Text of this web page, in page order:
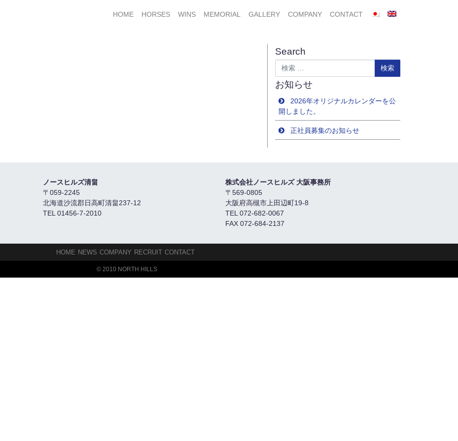
HOME
HORSES WINS MEMORIAL GALLERY COMPANY CONTACT
Search
検索
お知らせ
2026年オリジナルカレンダーを公
開しました。
正社員募集のお知らせ
ノースヒルズ清畠
〒059-2245
北海道沙流郡日高町清畠237-12
TEL 01456-7-2010
株式会社ノースヒルズ 大阪事務所
〒569-0805
大阪府高槻市上田辺町19-8
TEL 072-682-0067
FAX 072-684-2137
HOME NEWS COMPANY RECRUIT CONTACT
© 2010 NORTH HILLS